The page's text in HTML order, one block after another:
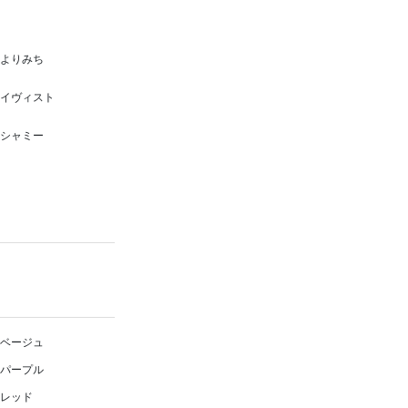
よりみち
イヴィスト
シャミー
ベージュ
パープル
レッド